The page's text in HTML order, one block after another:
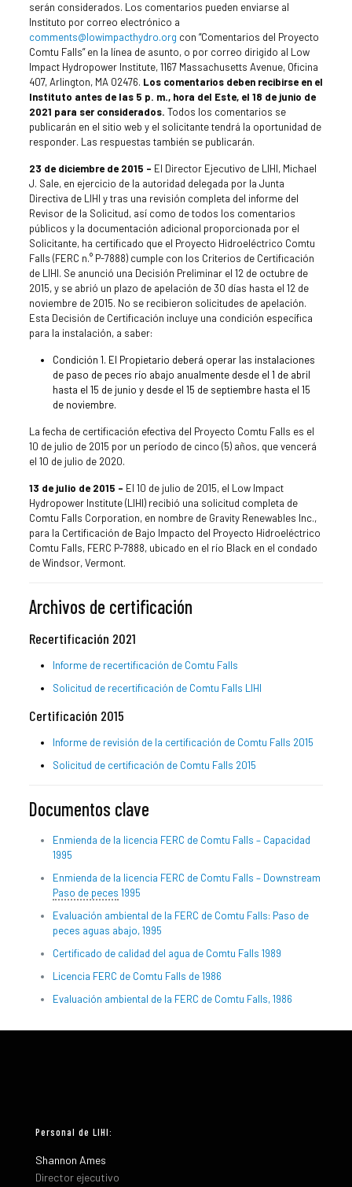
serán considerados. Los comentarios pueden enviarse al
Instituto por correo electrónico a
comments@lowimpacthydro.org con “Comentarios del Proyecto
Comtu Falls” en la línea de asunto, o por correo dirigido al Low
Impact Hydropower Institute, 1167 Massachusetts Avenue, Oficina
407, Arlington, MA 02476. Los comentarios deben recibirse en el
Instituto antes de las 5 p. m., hora del Este, el 18 de junio de
2021 para ser considerados. Todos los comentarios se
publicarán en el sitio web y el solicitante tendrá la oportunidad de
responder. Las respuestas también se publicarán.
23 de diciembre de 2015 – El Director Ejecutivo de LIHI, Michael
J. Sale, en ejercicio de la autoridad delegada por la Junta
Directiva de LIHI y tras una revisión completa del informe del
Revisor de la Solicitud, así como de todos los comentarios
públicos y la documentación adicional proporcionada por el
Solicitante, ha certificado que el Proyecto Hidroeléctrico Comtu
Falls (FERC n.° P-7888) cumple con los Criterios de Certificación
de LIHI. Se anunció una Decisión Preliminar el 12 de octubre de
2015, y se abrió un plazo de apelación de 30 días hasta el 12 de
noviembre de 2015. No se recibieron solicitudes de apelación.
Esta Decisión de Certificación incluye una condición específica
para la instalación, a saber:
Condición 1. El Propietario deberá operar las instalaciones
de paso de peces río abajo anualmente desde el 1 de abril
hasta el 15 de junio y desde el 15 de septiembre hasta el 15
de noviembre.
La fecha de certificación efectiva del Proyecto Comtu Falls es el
10 de julio de 2015 por un período de cinco (5) años, que vencerá
el 10 de julio de 2020.
13 de julio de 2015 – El 10 de julio de 2015, el Low Impact
Hydropower Institute (LIHI) recibió una solicitud completa de
Comtu Falls Corporation, en nombre de Gravity Renewables Inc.,
para la Certificación de Bajo Impacto del Proyecto Hidroeléctrico
Comtu Falls, FERC P-7888, ubicado en el río Black en el condado
de Windsor, Vermont.
Archivos de certificación
Recertificación 2021
Informe de recertificación de Comtu Falls
Solicitud de recertificación de Comtu Falls LIHI
Certificación 2015
Informe de revisión de la certificación de Comtu Falls 2015
Solicitud de certificación de Comtu Falls 2015
Documentos clave
Enmienda de la licencia FERC de Comtu Falls – Capacidad
1995
Enmienda de la licencia FERC de Comtu Falls – Downstream
Paso de peces 1995
Evaluación ambiental de la FERC de Comtu Falls: Paso de
peces aguas abajo, 1995
Certificado de calidad del agua de Comtu Falls 1989
Licencia FERC de Comtu Falls de 1986
Evaluación ambiental de la FERC de Comtu Falls, 1986
Personal de LIHI:
Shannon Ames
Director ejecutivo